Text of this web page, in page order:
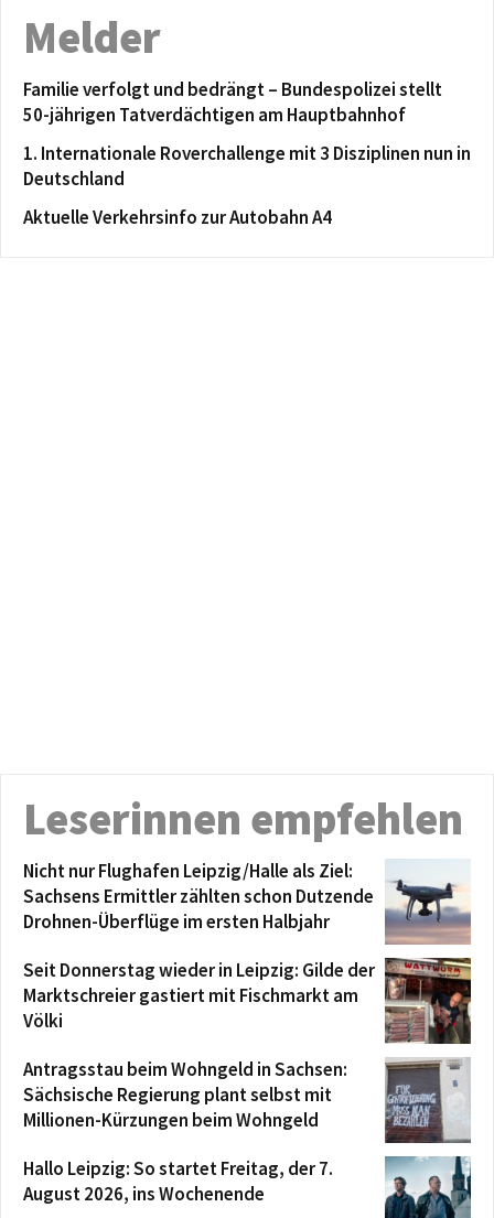
Melder
Familie verfolgt und bedrängt – Bundespolizei stellt
50-jährigen Tatverdächtigen am Hauptbahnhof
1. Internationale Roverchallenge mit 3 Disziplinen nun in
Deutschland
Aktuelle Verkehrsinfo zur Autobahn A4
Leserinnen empfehlen
Nicht nur Flughafen Leipzig/Halle als Ziel:
Sachsens Ermittler zählten schon Dutzende
Drohnen-Überflüge im ersten Halbjahr
Seit Donnerstag wieder in Leipzig: Gilde der
Marktschreier gastiert mit Fischmarkt am
Völki
Antragsstau beim Wohngeld in Sachsen:
Sächsische Regierung plant selbst mit
Millionen-Kürzungen beim Wohngeld
Hallo Leipzig: So startet Freitag, der 7.
August 2026, ins Wochenende